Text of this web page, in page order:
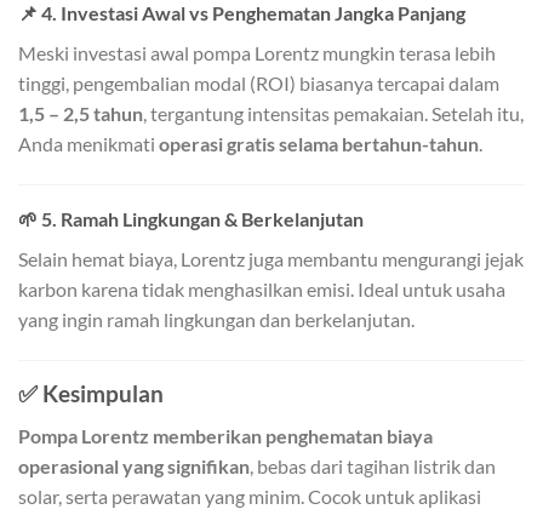
📌 4. Investasi Awal vs Penghematan Jangka Panjang
Meski investasi awal pompa Lorentz mungkin terasa lebih
tinggi, pengembalian modal (ROI) biasanya tercapai dalam
1,5 – 2,5 tahun, tergantung intensitas pemakaian. Setelah itu,
Anda menikmati operasi gratis selama bertahun-tahun.
🌱 5. Ramah Lingkungan & Berkelanjutan
Selain hemat biaya, Lorentz juga membantu mengurangi jejak
karbon karena tidak menghasilkan emisi. Ideal untuk usaha
yang ingin ramah lingkungan dan berkelanjutan.
✅Kesimpulan
Pompa Lorentz memberikan penghematan biaya
operasional yang signifikan , bebas dari tagihan listrik dan
solar, serta perawatan yang minim. Cocok untuk aplikasi